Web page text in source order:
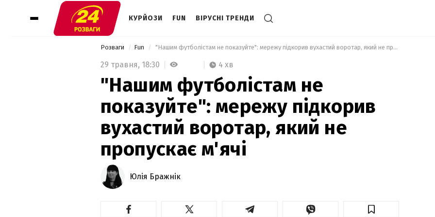
КУРЙОЗИ FUN ВІРУСНІ ТРЕНДИ
Розваги Fun "Нашим футболістам не показуйте": мережу підкорив вухастий воротар, який не пропускає м'ячі
29 травня, 18:30 4 хв
"Нашим футболістам не
показуйте": мережу підкорив
вухастий воротар, який не
пропускає м'ячі
Юлія Бражнік